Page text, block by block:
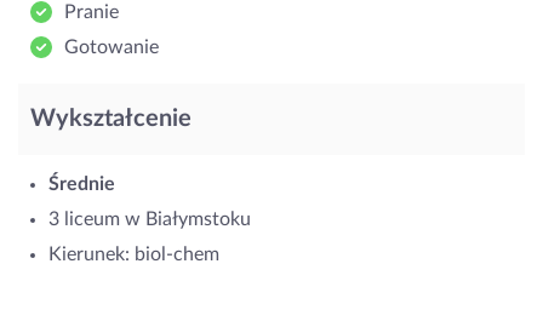
Pranie
Gotowanie
Wykształcenie
Średnie
3 liceum w Białymstoku
Kierunek: biol-chem